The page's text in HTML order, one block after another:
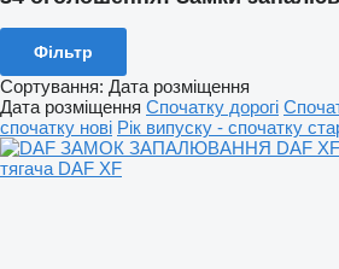
Фільтр
Сортування: Дата розміщення
Дата розміщення Спочатку дорогі
спочатку нові Рік випуску - спочатку